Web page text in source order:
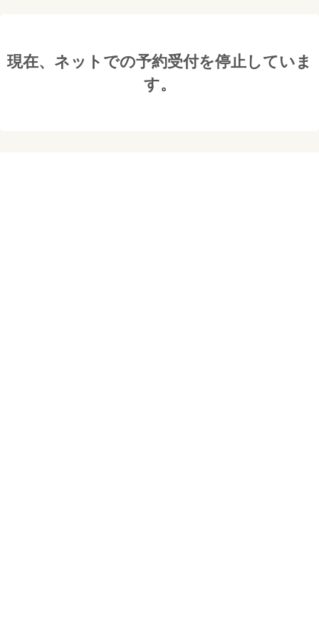
現在、ネットでの予約受付を停止していま
す。